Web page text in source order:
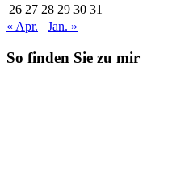
26 27 28 29 30 31
« Apr.
Jan. »
So finden Sie zu mir